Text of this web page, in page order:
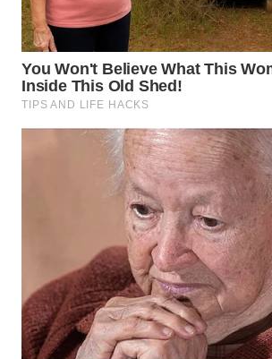
WN
BOGOR
WN
DEPOK
WN
PADANG
LAWAS